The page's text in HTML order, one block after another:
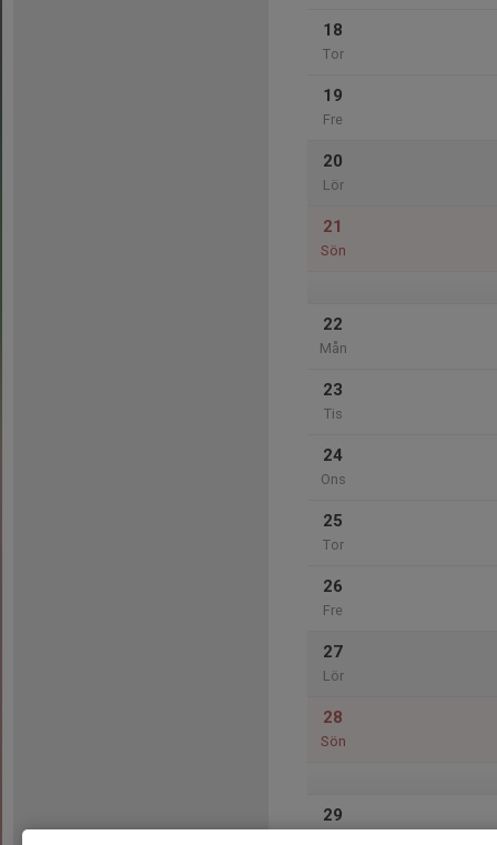
18
Tor
19
Fre
20
Lör
21
Sön
22
Mån
23
Tis
24
Ons
25
Tor
26
Fre
27
Lör
28
Sön
29